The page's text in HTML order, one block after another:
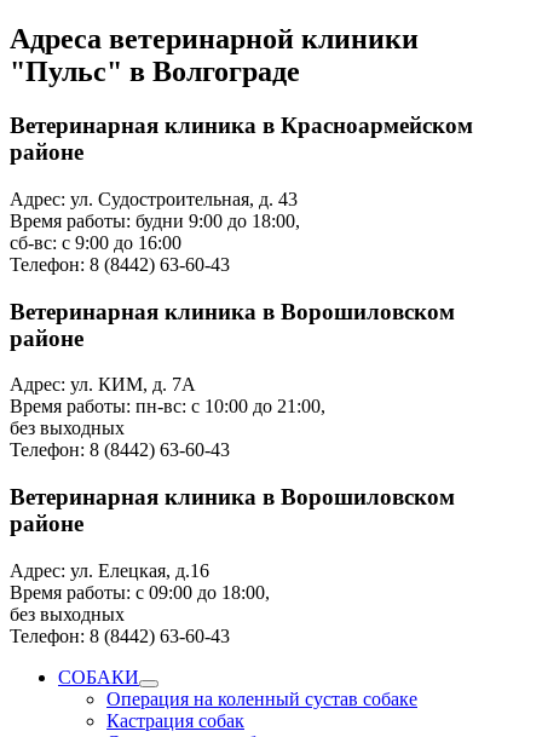
Адреса ветеринарной клиники
"Пульс" в Волгограде
Ветеринарная клиника в Красноармейском
районе
Адрес: ул. Судостроительная, д. 43
Время работы: будни 9:00 до 18:00,
сб-вс: с 9:00 до 16:00
Телефон: 8 (8442) 63-60-43
Ветеринарная клиника в Ворошиловском
районе
Адрес: ул. КИМ, д. 7А
Время работы: пн-вс: с 10:00 до 21:00,
без выходных
Телефон: 8 (8442) 63-60-43
Ветеринарная клиника в Ворошиловском
районе
Адрес: ул. Елецкая, д.16
Время работы: с 09:00 до 18:00,
без выходных
Телефон: 8 (8442) 63-60-43
СОБАКИ
Операция на коленный сустав собаке
Кастрация собак